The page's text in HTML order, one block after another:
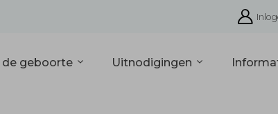
de geboorte Uitnodigingen